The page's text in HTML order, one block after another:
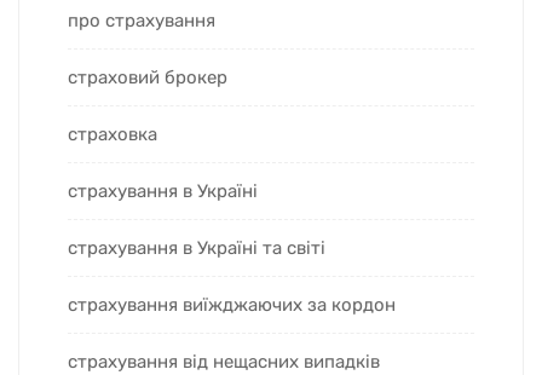
про страхування
страховий брокер
страховка
страхування в Україні
страхування в Україні та світі
страхування виїжджаючих за кордон
страхування від нещасних випадків